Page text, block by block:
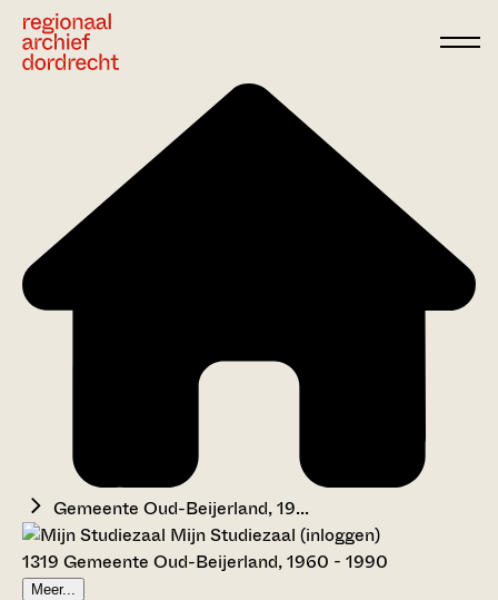
Gemeente Oud-Beijerland, 19...
Mijn Studiezaal (inloggen)
1319 Gemeente Oud-Beijerland, 1960 - 1990
Meer...